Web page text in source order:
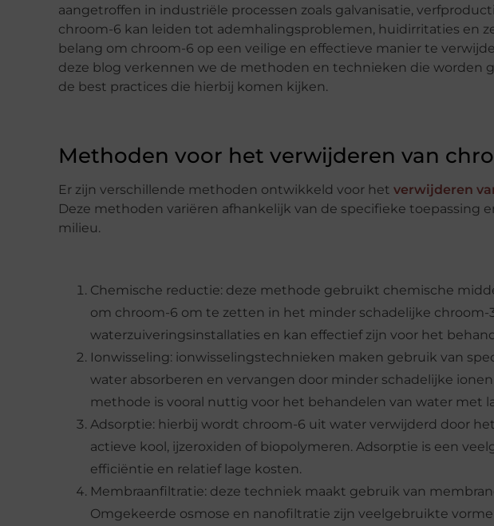
aangetroffen in industriële processen zoals galvanisatie,
chroom-6 kan leiden tot ademhalingsproblemen, huidirritaties en
belang om chroom-6 op een veilige en effectieve manier te
deze blog verkennen we de methoden en technieken die worden
de best practices die hierbij komen kijken.
Methoden voor het verwijderen van
Er zijn verschillende methoden ontwikkeld voor het verwijderen
Deze methoden variëren afhankelijk van de specifieke toepassing
milieu.
Chemische reductie: deze methode gebruikt chemische
om chroom-6 om te zetten in het minder schadelijke chroom-
waterzuiveringsinstallaties en kan effectief zijn voor het
Ionwisseling: ionwisselingstechnieken maken gebruik van
water absorberen en vervangen door minder schadelijke
methode is vooral nuttig voor het behandelen van water met
Adsorptie: hierbij wordt chroom-6 uit water verwijderd door
actieve kool, ijzeroxiden of biopolymeren. Adsorptie is een
efficiëntie en relatief lage kosten.
Membraanfiltratie: deze techniek maakt gebruik van
Omgekeerde osmose en nanofiltratie zijn veelgebruikte